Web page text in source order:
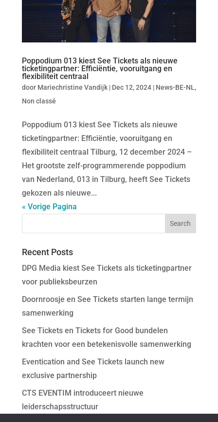
Poppodium 013 kiest See Tickets als nieuwe
ticketingpartner: Efficiëntie, vooruitgang en
flexibiliteit centraal
door Mariechristine Vandijk| Dec 12, 2024| News-BE-NL,
Non classé
Poppodium 013 kiest See Tickets als nieuwe
ticketingpartner: Efficiëntie, vooruitgang en
flexibiliteit centraal Tilburg, 12 december 2024 –
Het grootste zelf-programmerende poppodium
van Nederland, 013 in Tilburg, heeft See Tickets
gekozen als nieuwe...
« Vorige Pagina
Recent Posts
DPG Media kiest See Tickets als ticketingpartner
voor publieksbeurzen
Doornroosje en See Tickets starten lange termijn
samenwerking
See Tickets en Tickets for Good bundelen
krachten voor een betekenisvolle samenwerking
Eventication and See Tickets launch new
exclusive partnership
CTS EVENTIM introduceert nieuwe
leiderschapsstructuur